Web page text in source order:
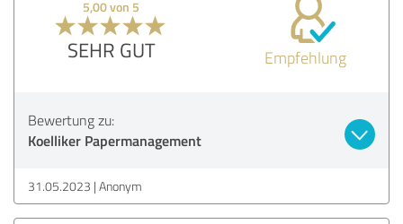
5,00 von 5
SEHR GUT Empfehlung
Bewertung zu:
Koelliker Papermanagement
31.05.2023 Anonym